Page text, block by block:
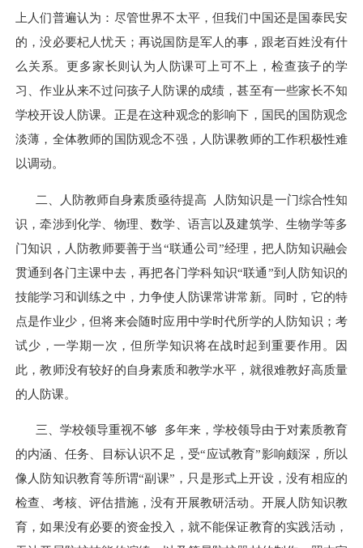
上人们普遍认为：尽管世界不太平，但我们中国还是国泰民安
的，没必要杞人忧天；再说国防是军人的事，跟老百姓没有什
么关系。更多家长则认为人防课可上可不上，检查孩子的学
习、作业从来不过问孩子人防课的成绩，甚至有一些家长不知
学校开设人防课。正是在这种观念的影响下，国民的国防观念
淡薄，全体教师的国防观念不强，人防课教师的工作积极性难
以调动。
二、人防教师自身素质亟待提高 人防知识是一门综合性知
识，牵涉到化学、物理、数学、语言以及建筑学、生物学等多
门知识，人防教师要善于当“联通公司”经理，把人防知识融会
贯通到各门主课中去，再把各门学科知识“联通”到人防知识的
技能学习和训练之中，力争使人防课常讲常新。同时，它的特
点是作业少，但将来会随时应用中学时代所学的人防知识；考
试少，一学期一次，但所学知识将在战时起到重要作用。因
此，教师没有较好的自身素质和教学水平，就很难教好高质量
的人防课。
三、学校领导重视不够 多年来，学校领导由于对素质教育
的内涵、任务、目标认识不足，受“应试教育”影响颇深，所以
像人防知识教育等所谓“副课”，只是形式上开设，没有相应的
检查、考核、评估措施，没有开展教研活动。开展人防知识教
育，如果没有必要的资金投入，就不能保证教育的实践活动，